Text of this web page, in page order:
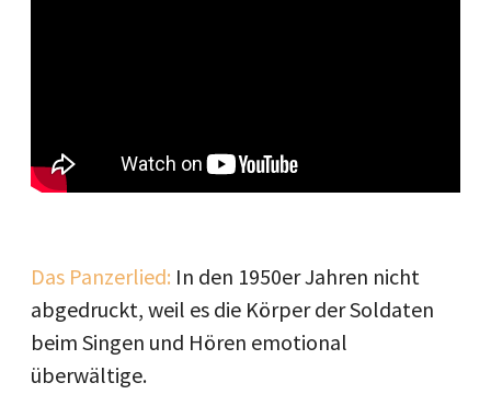
Das Panzerlied: In den 1950er Jahren nicht
abgedruckt, weil es die Körper der Soldaten
beim Singen und Hören emotional
überwältige.